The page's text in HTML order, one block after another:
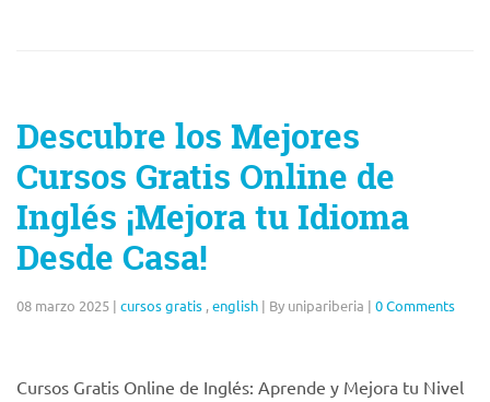
Descubre los Mejores
Cursos Gratis Online de
Inglés ¡Mejora tu Idioma
Desde Casa!
08 marzo 2025 | cursos gratis ,english | By unipariberia | 0 Comments
Cursos Gratis Online de Inglés: Aprende y Mejora tu Nivel